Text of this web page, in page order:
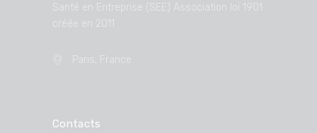
Santé en Entreprise (SEE) Association loi 1901
créée en 2011
Paris, France
Contacts